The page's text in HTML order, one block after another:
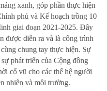
xanh, góp phần thực hiện
phủ và Kế hoạch trồng 10
giai đoạn 2021-2025. Đây
được diễn ra và là công trình
chung tay thực hiện. Sự
phát triển của Cộng đồng
cổ vũ cho các thế hệ người
nhiên và môi trường.